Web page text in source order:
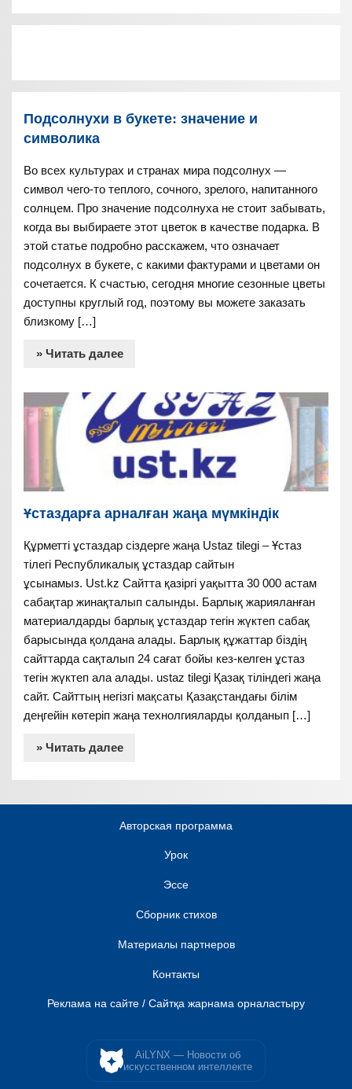
Подсолнухи в букете: значение и
символика
Во всех культурах и странах мира подсолнух —
символ чего-то теплого, сочного, зрелого, напитанного
солнцем. Про значение подсолнуха не стоит забывать,
когда вы выбираете этот цветок в качестве подарка. В
этой статье подробно расскажем, что означает
подсолнух в букете, с какими фактурами и цветами он
сочетается. К счастью, сегодня многие сезонные цветы
доступны круглый год, поэтому вы можете заказать
близкому […]
» Читать далее
Ұстаздарға арналған жаңа мүмкіндік
Құрметті ұстаздар сіздерге жаңа Ustaz tilegi – Ұстаз
тілегі Республикалық ұстаздар сайтын
ұсынамыз. Ust.kz Сайтта қазіргі уақытта 30 000 астам
сабақтар жинақталып салынды. Барлық жарияланған
материалдарды барлық ұстаздар тегін жүктеп сабақ
барысында қолдана алады. Барлық құжаттар біздің
сайттарда сақталып 24 сағат бойы кез-келген ұстаз
тегін жүктеп ала алады. ustaz tilegi Қазақ тіліндегі жаңа
сайт. Сайттың негізгі мақсаты Қазақстандағы білім
деңгейін көтеріп жаңа технолгияларды қолданып […]
» Читать далее
Авторская программа
Урок
Эссе
Сборник стихов
Материалы партнеров
Контакты
Реклама на сайте / Сайтқа жарнама орналастыру
AiLYNX — Новости об
искусственном интеллекте